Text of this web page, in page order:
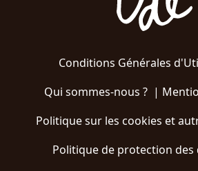
Conditions Générales
Qui sommes-nous ?|
Politique sur les cookies et
Politique de protection des